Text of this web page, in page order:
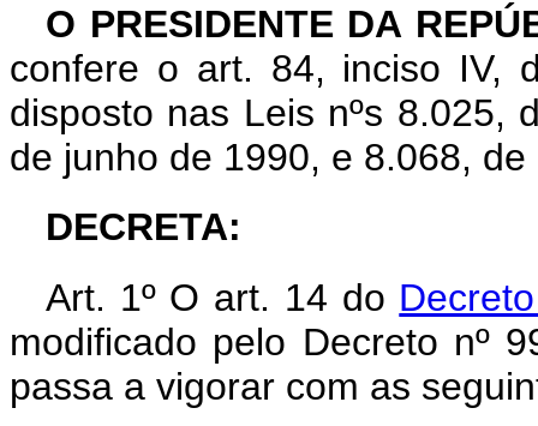
O PRESIDENTE DA
confere o art. 84, inciso IV,
disposto nas Leis nºs 8.025,
de junho de 1990, e 8.068,
DECRETA:
Art. 1º O art. 14 do
modificado pelo Decreto nº
passa a vigorar com as